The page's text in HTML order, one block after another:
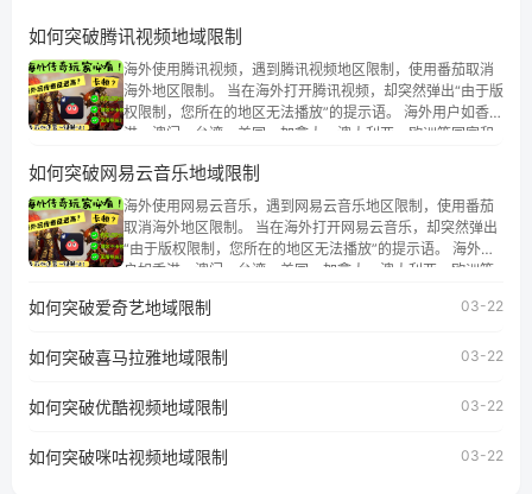
如何突破腾讯视频地域限制
海外使用腾讯视频，遇到腾讯视频地区限制，使用番茄取消
海外地区限制。 当在海外打开腾讯视频，却突然弹出“由于版
权限制，您所在的地区无法播放”的提示语。 海外用户如香
港、澳门、台湾、美国、加拿大、澳大利亚、欧洲等国家和
权限制问题，且仅能在中国大陆地区播放。 遇到这个问题的
朋友们，使用番茄回国加速器，即可解决「海外用户收听腾
讯视频地区版权限制」的问题，无论人在香港、澳门、台
湾、美国、加拿大、澳大利亚、欧洲等国家和地区工作、留
学、定居等，都可以使用，不再因地区和版权限制所困扰。
如何突破网易云音乐地域限制
海外使用网易云音乐，遇到网易云音乐地区限制，使用番茄
取消海外地区限制。 当在海外打开网易云音乐，却突然弹出
“由于版权限制，您所在的地区无法播放”的提示语。 海外用
户如香港、澳门、台湾、美国、加拿大、澳大利亚、欧洲等
地区及版权限制问题，且仅能在中国大陆地区播放。 遇到这
户收听网易云音乐地区版权限制」的问题，无论人在香港、
工作、留学、定居等，都可以使用，不再因地区和版权限制
所困扰。
如何突破爱奇艺地域限制 03-22
如何突破喜马拉雅地域限制 03-22
如何突破优酷视频地域限制 03-22
如何突破咪咕视频地域限制 03-22